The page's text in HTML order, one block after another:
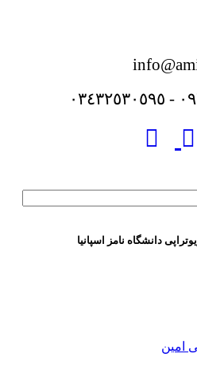
دانشگاه نامز اسپانیا
امین